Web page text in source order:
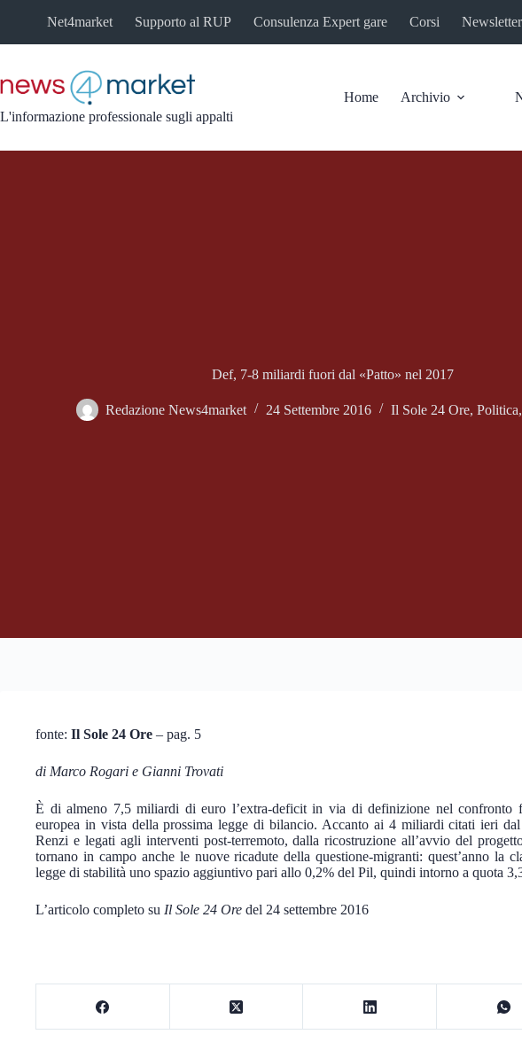
Net4market Supporto al RUP Consulenza Expert gare Corsi Newsletter
L'informazione professionale sugli appalti
Home Archivio
Def, 7-8 miliardi fuori dal «Patto» nel 2017
Redazione News4market 24 Settembre 2016 Il Sole 24 Ore, Politica,
fonte: Il Sole 24 Ore – pag. 5
di Marco Rogari e Gianni Trovati
È di almeno 7,5 miliardi di euro l’extra-deficit in via di definizione nel confronto
europea in vista della prossima legge di bilancio. Accanto ai 4 miliardi citati ieri
Renzi e legati agli interventi post-terremoto, dalla ricostruzione all’avvio del
tornano in campo anche le nuove ricadute della questione-migranti: quest’anno la
legge di stabilità uno spazio aggiuntivo pari allo 0,2% del Pil, quindi intorno a quota
L’articolo completo su Il Sole 24 Ore del 24 settembre 2016